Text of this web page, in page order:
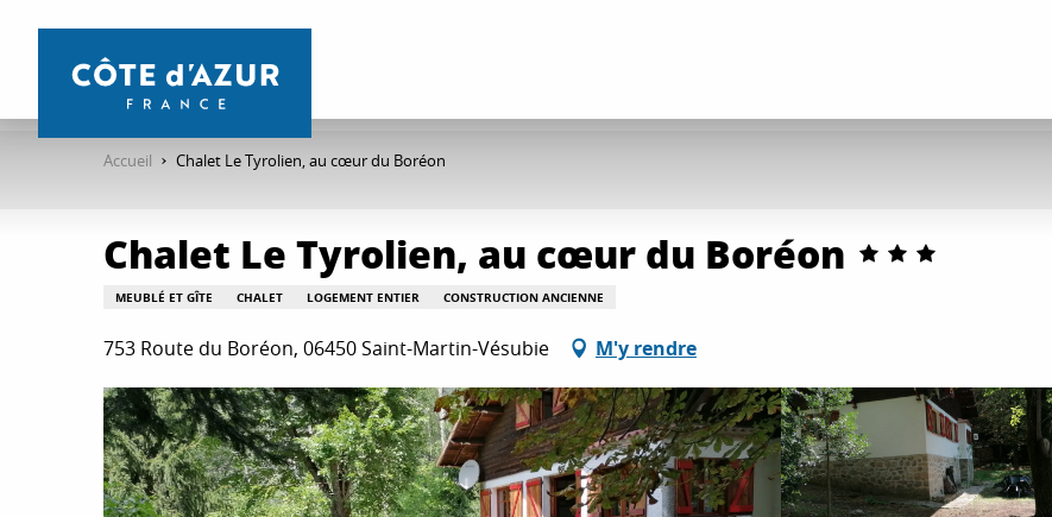
contenu
Accueil Chalet Le Tyrolien, au cœur du Boréon
Chalet Le Tyrolien, au cœur du Boréon
MEUBLÉ ET GÎTE CHALET LOGEMENT ENTIER CONSTRUCTION ANCIENNE
753 Route du Boréon, 06450 Saint-Martin-Vésubie M'y rendre